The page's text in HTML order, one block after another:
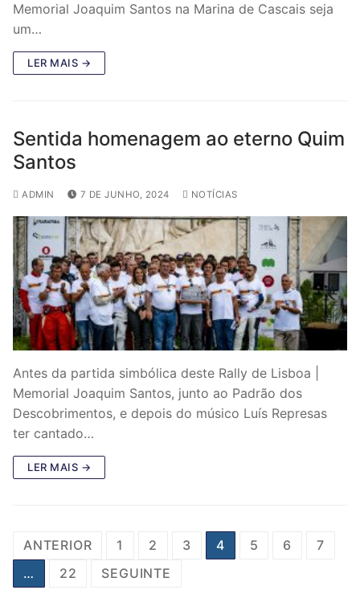
Memorial Joaquim Santos na Marina de Cascais seja
um…
LER MAIS →
Sentida homenagem ao eterno Quim
Santos
ADMIN 7 DE JUNHO, 2024 NOTÍCIAS
Antes da partida simbólica deste Rally de Lisboa |
Memorial Joaquim Santos, junto ao Padrão dos
Descobrimentos, e depois do músico Luís Represas
ter cantado…
LER MAIS →
PANTERIOR 1 2 3 4 5 6
7
…
22 SEGUINTE